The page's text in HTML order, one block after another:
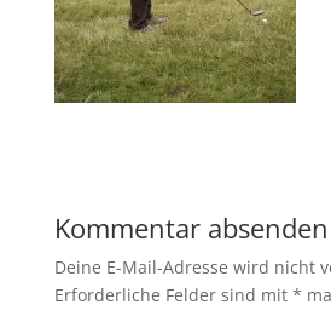
Kommentar absenden
Deine E-Mail-Adresse wird nicht
Erforderliche Felder sind mit *